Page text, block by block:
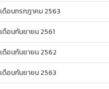
เดือนกรกฎาคม 2563
เดือนกันยายน 2561
เดือนกันยายน 2562
เดือนกันยายน 2563